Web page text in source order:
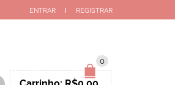
ENTRAR REGISTRAR
0